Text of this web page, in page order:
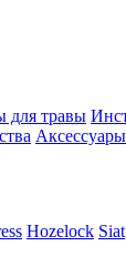
для травы
Hozelock Siat